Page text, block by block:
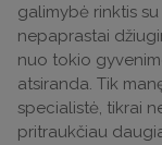
galimybė rinktis
nepaprastai
nuo tokio
atsiranda. Tik
specialistė, tikrai
pritraukčiau